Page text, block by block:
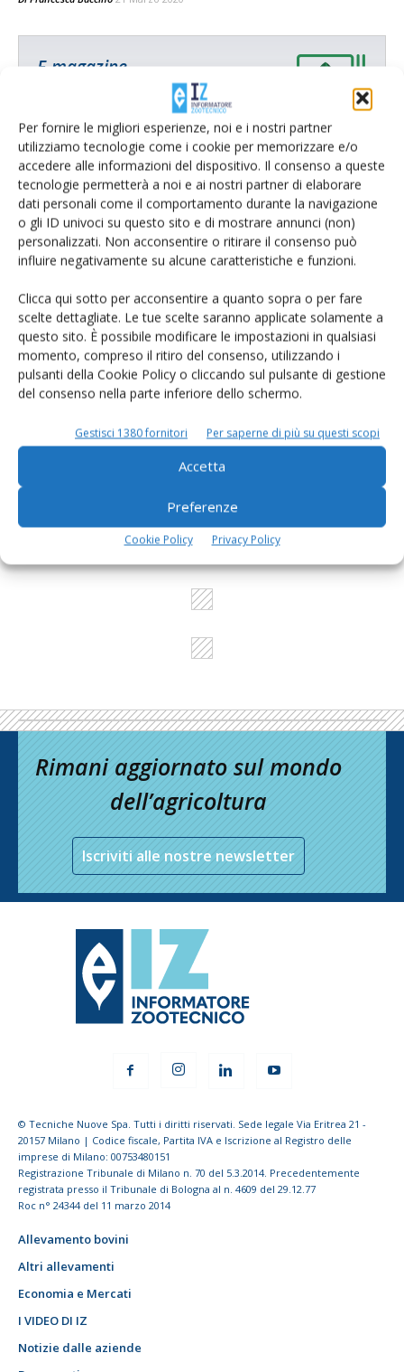
Per fornire le migliori esperienze, noi e i nostri partner
utilizziamo tecnologie come i cookie per memorizzare e/o
accedere alle informazioni del dispositivo. Il consenso a queste
tecnologie permetterà a noi e ai nostri partner di elaborare
dati personali come il comportamento durante la navigazione
o gli ID univoci su questo sito e di mostrare annunci (non)
personalizzati. Non acconsentire o ritirare il consenso può
influire negativamente su alcune caratteristiche e funzioni.
Clicca qui sotto per acconsentire a quanto sopra o per fare
scelte dettagliate. Le tue scelte saranno applicate solamente a
questo sito. È possibile modificare le impostazioni in qualsiasi
momento, compreso il ritiro del consenso, utilizzando i
pulsanti della Cookie Policy o cliccando sul pulsante di gestione
del consenso nella parte inferiore dello schermo.
Gestisci 1380 fornitori Per saperne di più su questi scopi
Accetta
Preferenze
Cookie Policy Privacy Policy
E-magazine
Tecniche, prodotti e servizi dalle aziende
Catalogo Aziende e Prodotti
Un modo semplice per cercare un'azienda o un
prodotto!
Cerca adesso
L'Esperto risponde
Cerca adesso
Rimani aggiornato sul mondo
dell’agricoltura
Iscriviti alle nostre newsletter
© Tecniche Nuove Spa. Tutti i diritti riservati. Sede legale Via Eritrea 21 -
20157 Milano | Codice fiscale, Partita IVA e Iscrizione al Registro delle
imprese di Milano: 00753480151
Registrazione Tribunale di Milano n. 70 del 5.3.2014. Precedentemente
registrata presso il Tribunale di Bologna al n. 4609 del 29.12.77
Roc n° 24344 del 11 marzo 2014
Allevamento bovini
Altri allevamenti
Economia e Mercati
I VIDEO DI IZ
Notizie dalle aziende